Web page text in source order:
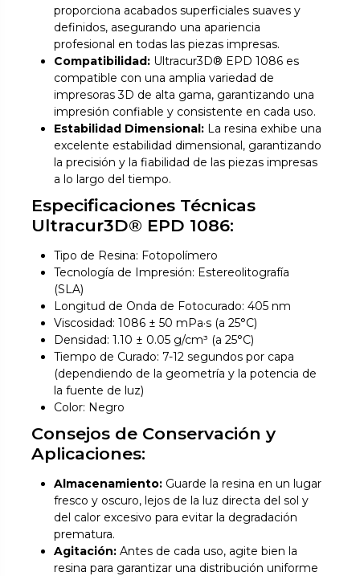
proporciona acabados superficiales suaves y
definidos, asegurando una apariencia
profesional en todas las piezas impresas.
Compatibilidad: Ultracur3D® EPD 1086 es
compatible con una amplia variedad de
impresoras 3D de alta gama, garantizando una
impresión confiable y consistente en cada uso.
Estabilidad Dimensional: La resina exhibe una
excelente estabilidad dimensional, garantizando
la precisión y la fiabilidad de las piezas impresas
a lo largo del tiempo.
Especificaciones Técnicas
Ultracur3D® EPD 1086:
Tipo de Resina: Fotopolímero
Tecnología de Impresión: Estereolitografía
(SLA)
Longitud de Onda de Fotocurado: 405 nm
Viscosidad: 1086 ± 50 mPa·s (a 25°C)
Densidad: 1.10 ± 0.05 g/cm³ (a 25°C)
Tiempo de Curado: 7-12 segundos por capa
(dependiendo de la geometría y la potencia de
la fuente de luz)
Color: Negro
Consejos de Conservación y
Aplicaciones:
Almacenamiento: Guarde la resina en un lugar
fresco y oscuro, lejos de la luz directa del sol y
del calor excesivo para evitar la degradación
prematura.
Agitación: Antes de cada uso, agite bien la
resina para garantizar una distribución uniforme